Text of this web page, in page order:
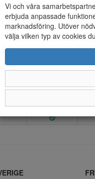
40
Vi och våra
erbjuda anpassade
marknadsföring. Utöver
välja vilken typ av cookies